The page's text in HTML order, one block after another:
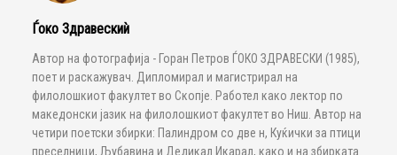
Ѓоко Здравескиѝ
Автор на фотографија - Горан Петров ЃОКО ЗДРАВЕСКИ (1985),
поет и раскажувач. Дипломирал и магистрирал на
филолошкиот факултет во Скопје. Работел како лектор по
македонски јазик на филолошкиот факултет во Ниш. Автор на
четири поетски збирки: Палиндром со две н, Куќички за птици
преселници, Љубавина и Дедикал Икарал, како и на збирката